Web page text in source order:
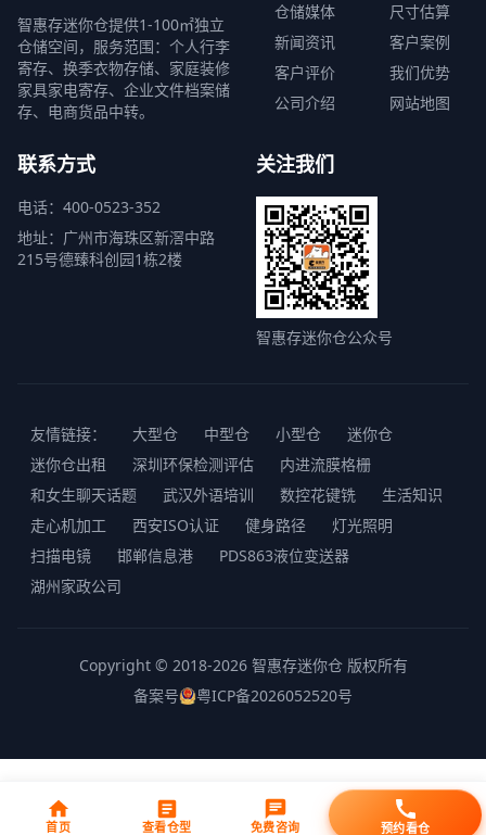
智惠存迷你仓提供1-100㎡独立
仓储空间，服务范围：个人行李
寄存、换季衣物存储、家庭装修
家具家电寄存、企业文件档案储
存、电商货品中转。
仓储媒体
尺寸估算
新闻资讯
客户案例
客户评价
我们优势
公司介绍
网站地图
联系方式
电话：400-0523-352
地址：广州市海珠区新滘中路
215号德臻科创园1栋2楼
关注我们
智惠存迷你仓公众号
友情链接： 大型仓 中型仓 小型仓
迷你仓
迷你仓出租
深圳环保检测评估
内进流膜格栅
和女生聊天话题
武汉外语培训 数控花键铣
生活知识
走心机加工
西安ISO认证 健身路径
灯光照明
扫描电镜
邯郸信息港
PDS863液位变送器
湖州家政公司
Copyright © 2018-2026 智惠存迷你仓 版权所有
备案号
粤ICP备2026052520号
首页 查看仓型 免费咨询 预约看仓